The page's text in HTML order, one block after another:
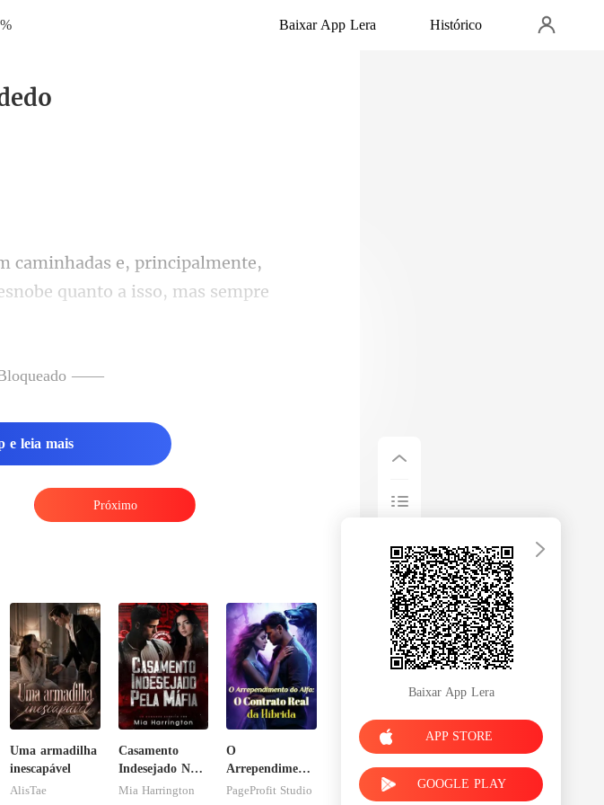
Baixar App Lera Histórico
quanto a isso, mas sempre
com Elena. Eu sabi
——
e leia mais
Próximo
Uma armadilha
inescapável
AlisTae
Casamento
Indesejado Na
Máfia
Mia Harrington
O
Arrependimento
do Alfa: O
PageProfit Studio
Baixar App Lera
APP STORE
GOOGLE PLAY